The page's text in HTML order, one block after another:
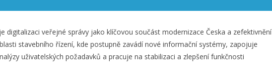
digitalizaci veřejné správy jako klíčovou součást modernizace Česka a zefektivnění
stavebního řízení, kde postupně zavádí nové informační systémy, zapojuje
uživatelských požadavků a pracuje na stabilizaci a zlepšení funkčnosti